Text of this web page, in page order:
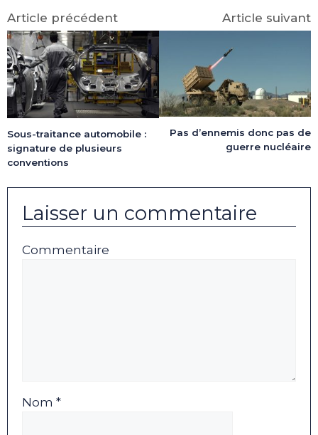
Article précédent
Sous-traitance automobile :
signature de plusieurs
conventions
Article suivant
Pas d’ennemis donc pas de
guerre nucléaire
Laisser un commentaire
Commentaire
Nom *